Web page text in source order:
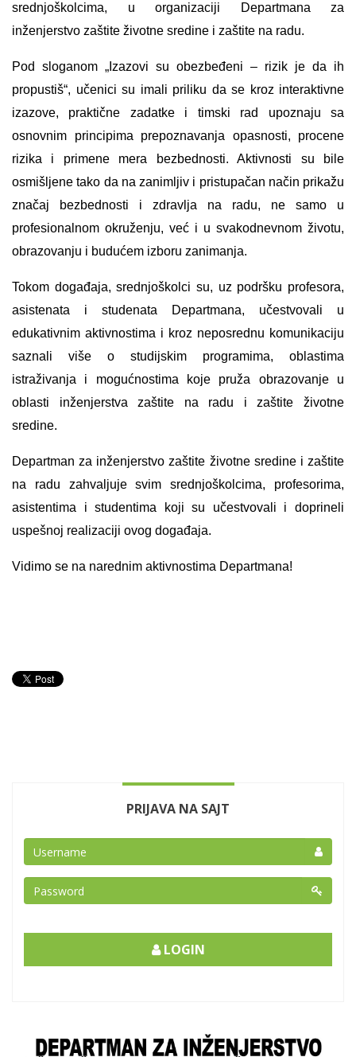
srednjoškolcima, u organizaciji Departmana za
inženjerstvo zaštite životne sredine i zaštite na radu.
Pod sloganom „Izazovi su obezbeđeni – rizik je da ih
propustiš“, učenici su imali priliku da se kroz interaktivne
izazove, praktične zadatke i timski rad upoznaju sa
osnovnim principima prepoznavanja opasnosti, procene
rizika i primene mera bezbednosti. Aktivnosti su bile
osmišljene tako da na zanimljiv i pristupačan način prikažu
značaj bezbednosti i zdravlja na radu, ne samo u
profesionalnom okruženju, već i u svakodnevnom životu,
obrazovanju i budućem izboru zanimanja.
Tokom događaja, srednjoškolci su, uz podršku profesora,
asistenata i studenata Departmana, učestvovali u
edukativnim aktivnostima i kroz neposrednu komunikaciju
saznali više o studijskim programima, oblastima
istraživanja i mogućnostima koje pruža obrazovanje u
oblasti inženjerstva zaštite na radu i zaštite životne
sredine.
Departman za inženjerstvo zaštite životne sredine i zaštite
na radu zahvaljuje svim srednjoškolcima, profesorima,
asistentima i studentima koji su učestvovali i doprineli
uspešnoj realizaciji ovog događaja.
Vidimo se na narednim aktivnostima Departmana!
PRIJAVA NA SAJT
LOGIN